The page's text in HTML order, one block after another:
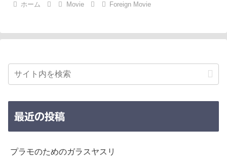
ホーム Movie Foreign Movie
最近の投稿
プラモのためのガラスヤスリ